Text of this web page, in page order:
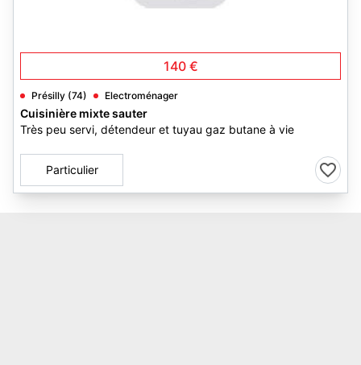
140 €
Présilly (74) Electroménager
Cuisinière mixte sauter
Très peu servi, détendeur et tuyau gaz butane à vie
Particulier